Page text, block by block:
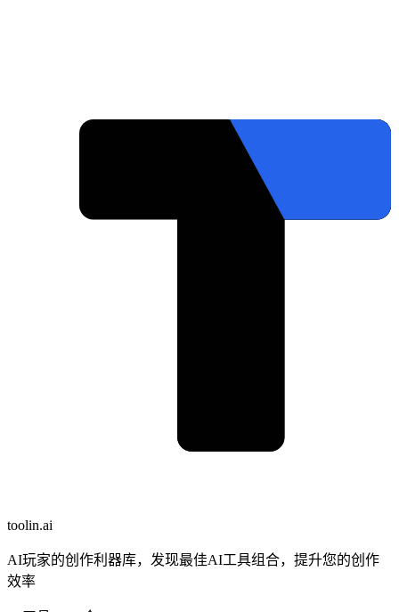
toolin.ai
AI玩家的创作利器库，发现最佳AI工具组合，提升您的创作
效率